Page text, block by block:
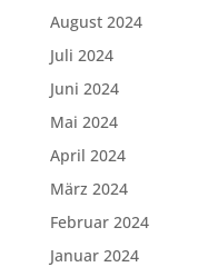
August 2024
Juli 2024
Juni 2024
Mai 2024
April 2024
März 2024
Februar 2024
Januar 2024